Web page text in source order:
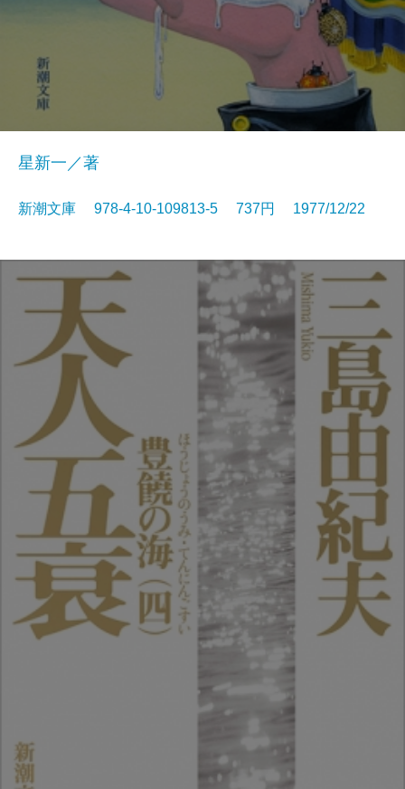
星新一／著
新潮文庫 978-4-10-109813-5 737円 1977/12/22